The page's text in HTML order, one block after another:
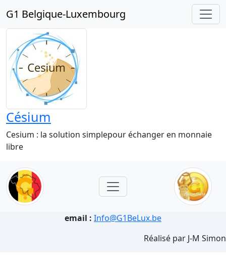
G1 Belgique-Luxembourg
Césium
Cesium : la solution simplepour échanger en monnaie
libre
email : Info@G1BeLux.be
Réalisé par J-M Simon